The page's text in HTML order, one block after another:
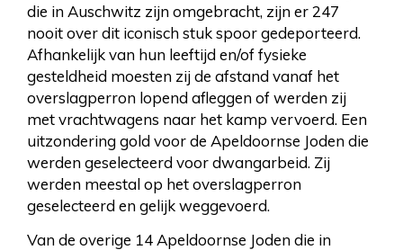
die in Auschwitz zijn omgebracht, zijn er 247
nooit over dit iconisch stuk spoor gedeporteerd.
Afhankelijk van hun leeftijd en/of fysieke
gesteldheid moesten zij de afstand vanaf het
overslagperron lopend afleggen of werden zij
met vrachtwagens naar het kamp vervoerd. Een
uitzondering gold voor de Apeldoornse Joden die
werden geselecteerd voor dwangarbeid. Zij
werden meestal op het overslagperron
geselecteerd en gelijk weggevoerd.
Van de overige 14 Apeldoornse Joden die in